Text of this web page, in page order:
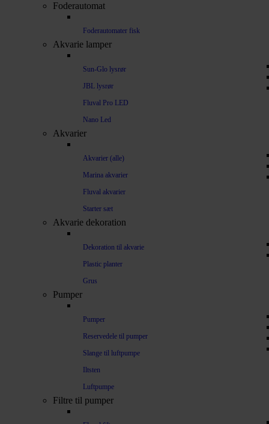
Foderautomat
Foderautomater fisk
Akvarie lamper
Sun-Glo lysrør
JBL lysrør
Fluval Pro LED
Nano Led
Akvarier
Akvarier (alle)
Marina akvarier
Fluval akvarier
Starter sæt
Akvarie dekoration
Dekoration til akvarie
Plastic planter
Grus
Pumper
Pumper
Reservedele til pumper
Slange til luftpumpe
Iltsten
Luftpumpe
Filtre til pumper